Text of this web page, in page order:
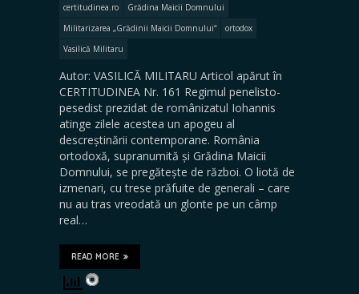
certitudinea.ro
Grădina Maicii Domnului
Militarizarea „Grădinii Maicii Domnului“
ortodox
Vasilică Militaru
Autor: VASILICĂ MILITARU Articol apărut în
CERTITUDINEA Nr. 161 Regimul penelisto-
pesedist prezidat de românizatul Iohannis
atinge zilele acestea un apogeu al
descreștinării contemporane. România
ortodoxă, supranumită și Grădina Maicii
Domnului, se pregătește de război. O liotă de
izmenari, cu trese prăfuite de generali – care
nu au tras vreodată un glonte pe un câmp
real…
READ MORE